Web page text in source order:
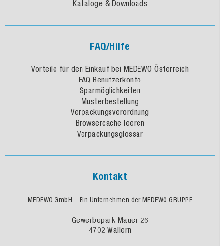
Kataloge & Downloads
FAQ/Hilfe
Vorteile für den Einkauf bei MEDEWO Österreich
FAQ Benutzerkonto
Sparmöglichkeiten
Musterbestellung
Verpackungsverordnung
Browsercache leeren
Verpackungsglossar
Kontakt
MEDEWO GmbH – Ein Unternehmen der MEDEWO GRUPPE
Gewerbepark Mauer 26
4702 Wallern